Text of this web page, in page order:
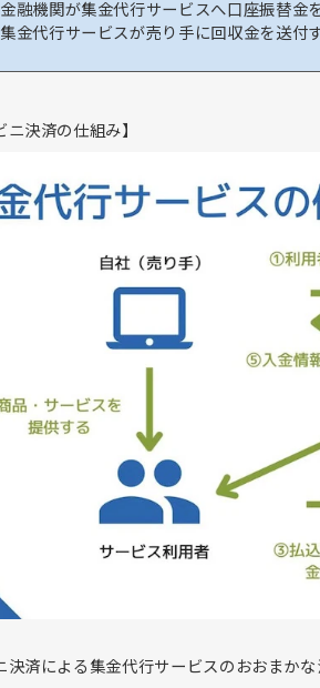
金融機関が集金代行サービスへ口座振替金
集金代行サービスが売り手に回収金を送付
ニ決済の仕組み】
決済による集金代行サービスのおおまかな